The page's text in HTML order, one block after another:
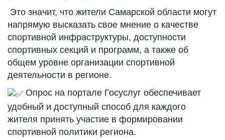
Это значит, что жители Самарской области могут
напрямую высказать свое мнение о качестве
спортивной инфраструктуры, доступности
спортивных секций и программ, а также об
общем уровне организации спортивной
деятельности в регионе.
Опрос на портале Госуслуг обеспечивает
удобный и доступный способ для каждого
жителя принять участие в формировании
спортивной политики региона.